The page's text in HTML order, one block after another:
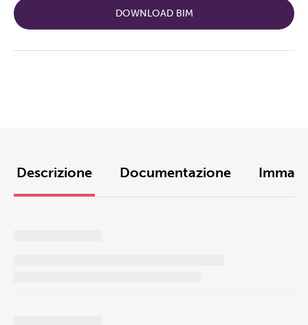
DOWNLOAD BIM
Descrizione Documentazione